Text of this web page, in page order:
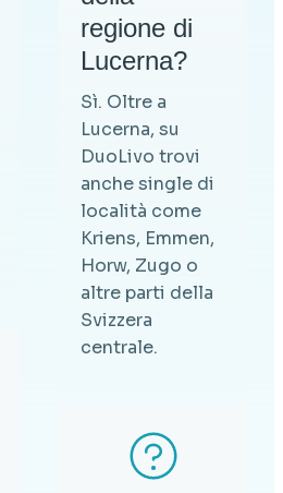
regione di
Lucerna?
Sì. Oltre a
Lucerna, su
DuoLivo trovi
anche single di
località come
Kriens, Emmen,
Horw, Zugo o
altre parti della
Svizzera
centrale.